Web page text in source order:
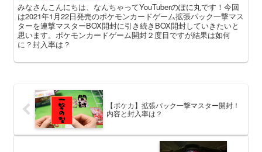
みなさんこんにちは、なんちゃってYouTuberのぽに丸です！今回
は2021年1月22日発売のポケモンカードゲーム拡張パック一撃マス
ターを連撃マスターBOX開封に引き続きBOX開封していきたいと
思います。ポケモンカードゲーム開封２度目ですが結果は如何
に？封入率は？
【ポケカ】拡張パック一撃マスター開封！
内容と封入率は？